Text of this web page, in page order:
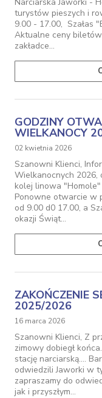
turystów pieszych i
9.00 - 17.00, Szałas
Aktualne ceny
zakładce…
GODZINY
WIELKANOCY
02 kwietnia 2026
Szanowni Klienci,
Wielkanocnych 2026,
kolej linowa "Homole"
Ponowne otwarcie w
od 9.00 d0 17.00, a
okazji Świąt…
ZAKOŃCZENIE
2025/2026
16 marca 2026
Szanowni Klienci, Z
zimowy dobiegł
stację narciarską....
odwiedzili Jaworki w
zapraszamy do
jak i przyszłym…